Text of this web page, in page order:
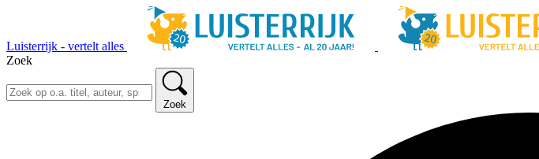
Luisterrijk - vertelt alles
Zoek
Zoek